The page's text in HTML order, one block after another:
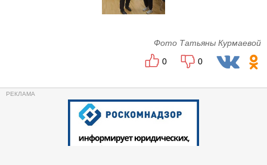
Фото Татьяны Курмаевой
0
0